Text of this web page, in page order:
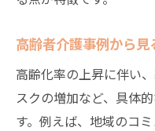
高齢者介護事例から
高齢化率の上昇に伴い
スクの増加など、具体
す。例えば、地域のコ